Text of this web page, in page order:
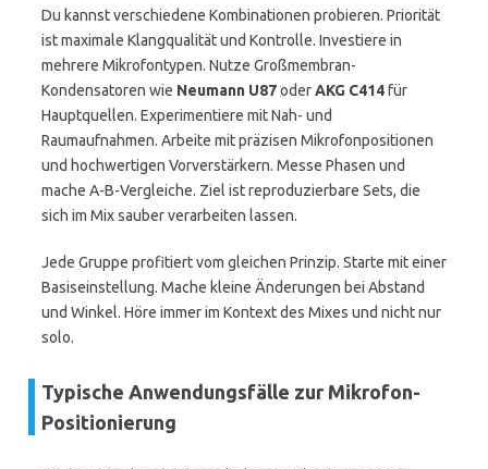
Du kannst verschiedene Kombinationen probieren. Priorität
ist maximale Klangqualität und Kontrolle. Investiere in
mehrere Mikrofontypen. Nutze Großmembran-
Kondensatoren wie Neumann U87oderAKG C414für
Hauptquellen. Experimentiere mit Nah- und
Raumaufnahmen. Arbeite mit präzisen Mikrofonpositionen
und hochwertigen Vorverstärkern. Messe Phasen und
mache A-B-Vergleiche. Ziel ist reproduzierbare Sets, die
sich im Mix sauber verarbeiten lassen.
Jede Gruppe profitiert vom gleichen Prinzip. Starte mit einer
Basiseinstellung. Mache kleine Änderungen bei Abstand
und Winkel. Höre immer im Kontext des Mixes und nicht nur
solo.
Typische Anwendungsfälle zur Mikrofon-
Positionierung